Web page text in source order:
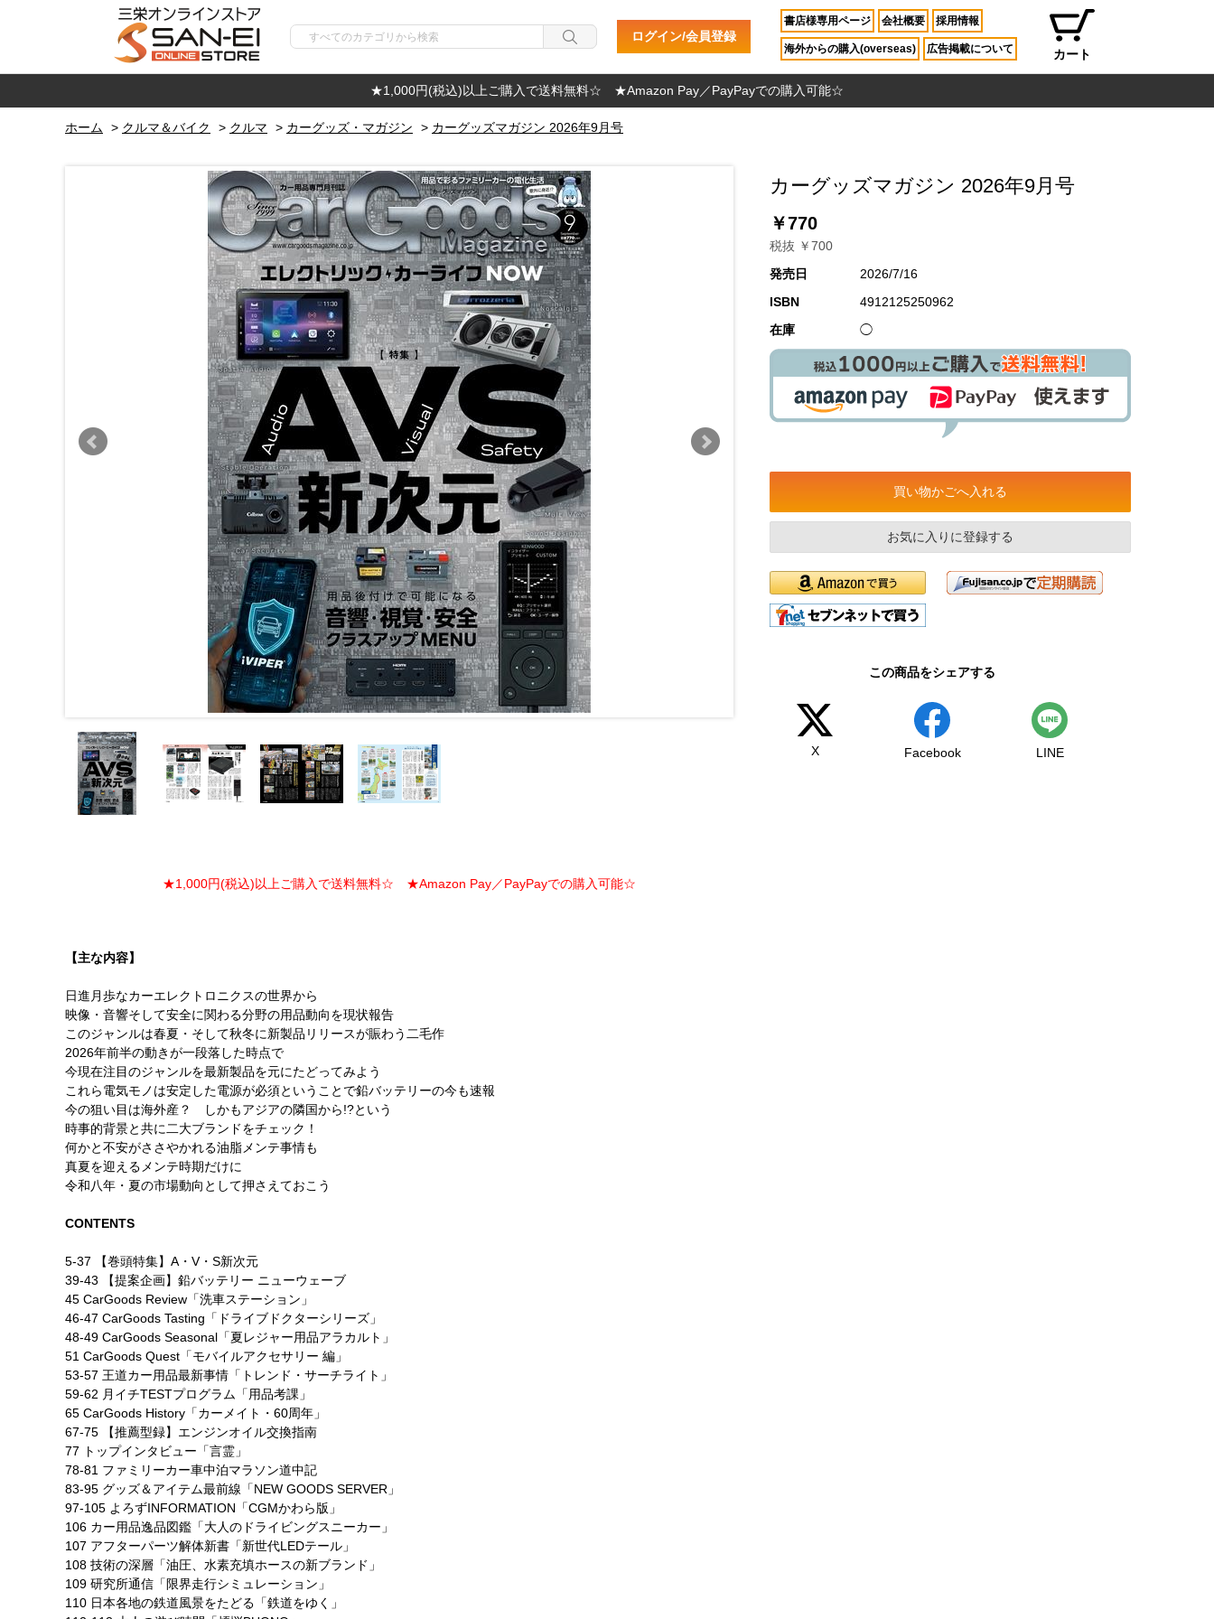
ログイン/会員登録
書店様専用ページ 会社概要 採用情報
海外からの購入(overseas) 広告掲載について カート
★1,000円(税込)以上ご購入で送料無料☆ ★Amazon Pay／PayPayでの購入可能☆
ホーム > クルマ＆バイク > クルマ > カーグッズ・マガジン > カーグッズマガジン 2026年9月号
★1,000円(税込)以上ご購入で送料無料☆ ★Amazon Pay／PayPayでの購入可能☆
【主な内容】
日進月歩なカーエレクトロニクスの世界から
映像・音響そして安全に関わる分野の用品動向を現状報告
このジャンルは春夏・そして秋冬に新製品リリースが賑わう二毛作
2026年前半の動きが一段落した時点で
今現在注目のジャンルを最新製品を元にたどってみよう
これら電気モノは安定した電源が必須ということで鉛バッテリーの今も速報
今の狙い目は海外産？ しかもアジアの隣国から!?という
時事的背景と共に二大ブランドをチェック！
何かと不安がささやかれる油脂メンテ事情も
真夏を迎えるメンテ時期だけに
令和八年・夏の市場動向として押さえておこう
CONTENTS
5-37 【巻頭特集】A・V・S新次元
39-43 【提案企画】鉛バッテリー ニューウェーブ
45 CarGoods Review「洗車ステーション」
46-47 CarGoods Tasting「ドライブドクターシリーズ」
48-49 CarGoods Seasonal「夏レジャー用品アラカルト」
51 CarGoods Quest「モバイルアクセサリー 編」
53-57 王道カー用品最新事情「トレンド・サーチライト」
59-62 月イチTESTプログラム「用品考課」
65 CarGoods History「カーメイト・60周年」
67-75 【推薦型録】エンジンオイル交換指南
77 トップインタビュー「言霊」
78-81 ファミリーカー車中泊マラソン道中記
83-95 グッズ＆アイテム最前線「NEW GOODS SERVER」
97-105 よろずINFORMATION「CGMかわら版」
106 カー用品逸品図鑑「大人のドライビングスニーカー」
107 アフターパーツ解体新書「新世代LEDテール」
108 技術の深層「油圧、水素充填ホースの新ブランド」
109 研究所通信「限界走行シミュレーション」
110 日本各地の鉄道風景をたどる「鉄道をゆく」
カーグッズマガジン 2026年9月号
￥770
税抜 ￥700
発売日
2026/7/16
ISBN
4912125250962
在庫
◯
買い物かごへ入れる
お気に入りに登録する
この商品をシェアする
X Facebook LINE